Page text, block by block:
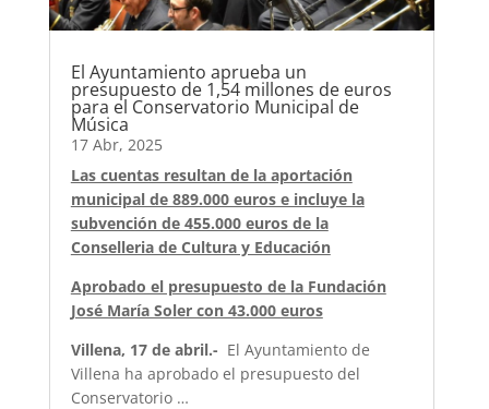
El Ayuntamiento aprueba un
presupuesto de 1,54 millones de euros
para el Conservatorio Municipal de
Música
17 Abr, 2025
Las cuentas resultan de la aportación
municipal de 889.000 euros e incluye la
subvención de 455.000 euros de la
Conselleria de Cultura y Educación
Aprobado el presupuesto de la Fundación
José María Soler con 43.000 euros
Villena, 17 de abril.- El Ayuntamiento de
Villena ha aprobado el presupuesto del
Conservatorio …